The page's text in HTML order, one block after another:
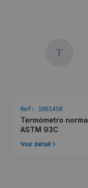
T
Ref: 1001458
Termómetro norma
ASTM 93C
Voir détail